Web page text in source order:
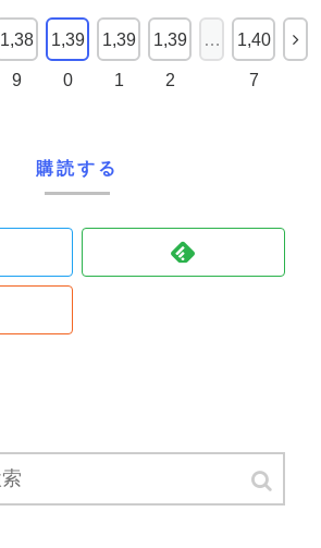
1,38
9
1,39
0
1,39
1
1,39
2
… 1,40
7
購読する